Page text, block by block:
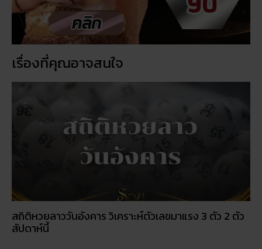
เรื่องที่คุณอาจสนใจ
สถิติหวยลาววันอังคาร วิเคราะห์ตัวเลขมาแรง 3 ตัว 2 ตัว
สัปดาห์นี้